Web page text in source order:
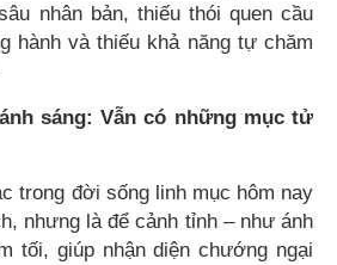
nhân bản, thiếu thói quen cầu
hành và thiếu khả năng tự chăm
sáng: Vẫn có những mục tử
trong đời sống linh mục hôm nay
nhưng là để cảnh tỉnh – như ánh
tối, giúp nhận diện chướng ngại